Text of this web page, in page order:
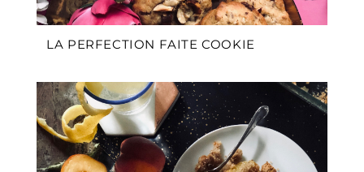
LA PERFECTION FAITE COOKIE